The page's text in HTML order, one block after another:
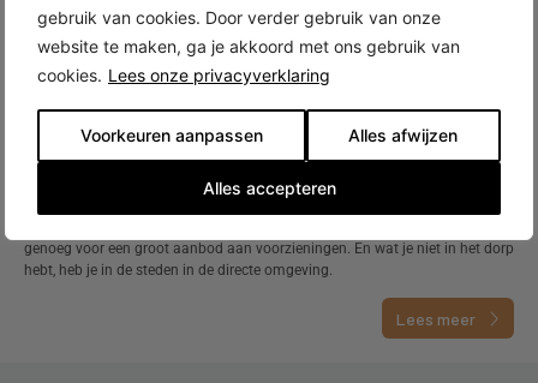
gebruik van cookies. Door verder gebruik van onze
website te maken, ga je akkoord met ons gebruik van
cookies. Lees onze privacyverklaring
Voorkeuren aanpassen Alles afwijzen
Alles accepteren
Nieuwbouw in Kudelstaart
Kudelstaart is een rustig dorp van ruim 9.000 inwoners aan de
genoeg voor een groot aanbod aan voorzieningen. En wat je niet in het dorp
hebt, heb je in de steden in de directe omgeving.
Lees meer